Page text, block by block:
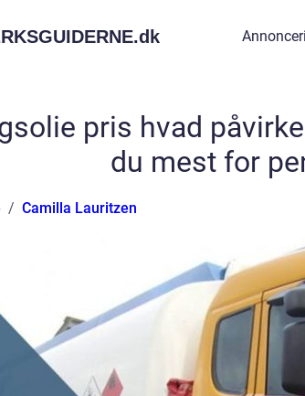
dk
pris hvad
du mest for
Camilla Lauritzen